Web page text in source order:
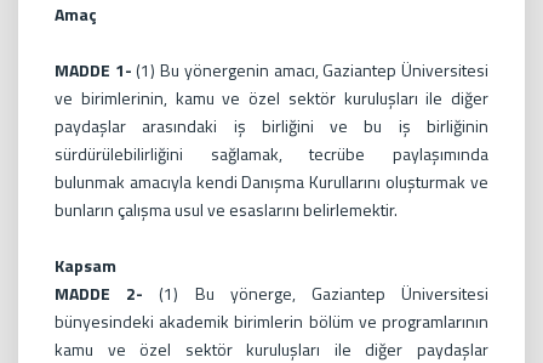
Amaç
MADDE 1- (1) Bu yönergenin amacı, Gaziantep Üniversitesi
ve birimlerinin, kamu ve özel sektör kuruluşları ile diğer
paydaşlar arasındaki iş birliğini ve bu iş birliğinin
sürdürülebilirliğini sağlamak, tecrübe paylaşımında
bulunmak amacıyla kendi Danışma Kurullarını oluşturmak ve
bunların çalışma usul ve esaslarını belirlemektir.
Kapsam
MADDE 2- (1) Bu yönerge, Gaziantep Üniversitesi
bünyesindeki akademik birimlerin bölüm ve programlarının
kamu ve özel sektör kuruluşları ile diğer paydaşlar